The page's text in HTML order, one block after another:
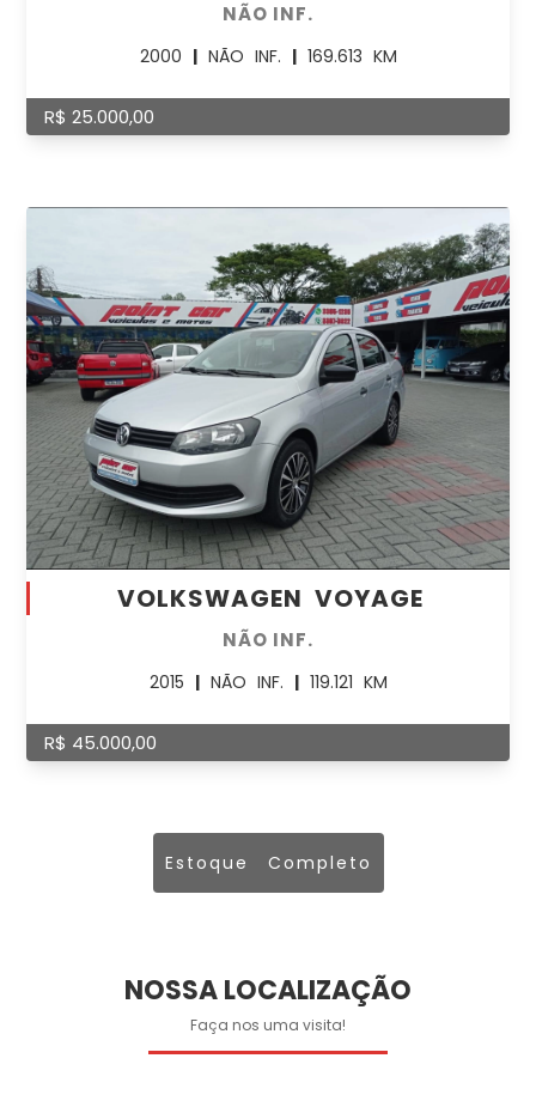
NÃO INF.
2000 |NÃO INF. |169.613 KM
R$ 25.000,00
VOLKSWAGEN VOYAGE
NÃO INF.
2015 |NÃO INF. |119.121 KM
R$ 45.000,00
Estoque Completo
NOSSA LOCALIZAÇÃO
Faça nos uma visita!